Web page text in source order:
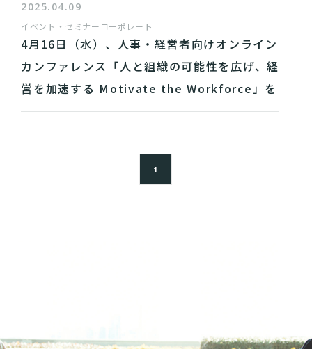
2025.04.09
イベント・セミナー コーポレート
4月16日（水）、人事・経営者向けオンライン
カンファレンス「人と組織の可能性を広げ、経
営を加速する Motivate the Workforce」を
開催
1